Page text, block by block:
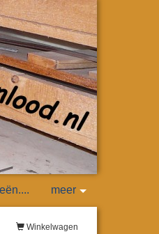
meer
Winkelwagen